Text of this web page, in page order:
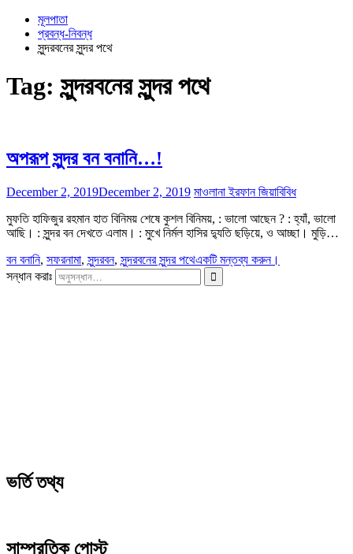
মূলপাতা
প্রবন্ধ-নিবন্ধ
সুন্দরবনের সুন্দর পথে
Tag:সুন্দরবনের সুন্দর পথে
অপরূপ সুন্দর বন বনানি…!
December 2, 2019December 2, 2019 মাওলানা ইরফান জিয়াবিবিধ
মুফতি হাফিজুর রহমান হাত বিনিময় শেষে কুশল বিনিময়, : ভালো আছেন ? : হ্যাঁ, ভালো
আছি। : সুন্দর বন দেখতে এলাম। : মুখে নির্মল হাসির দ্যুতি ছড়িয়ে, ও আচ্ছা। মুড়ি…
বন বনানি, সফরনামা, সুন্দরবন, সুন্দরবনের সুন্দর পথেএকটি মন্তব্য করুন।
সন্ধান করাঃ
ভর্তি তথ্য
সাম্প্রতিক পোস্ট